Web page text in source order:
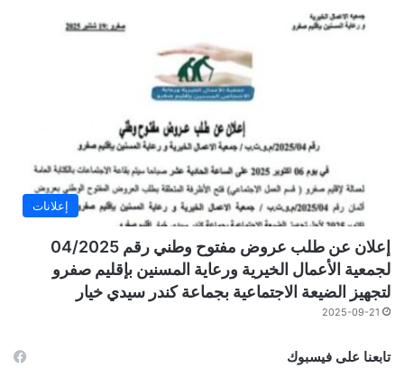
إعلانات
إعلان عن طلب عروض مفتوح وطني رقم 04/2025
لجمعية الأعمال الخيرية ورعاية المسنين بإقليم صفرو
لتجهيز الضيعة الاجتماعية بجماعة كندر سيدي خيار
2025-09-21
تابعنا على فيسبوك